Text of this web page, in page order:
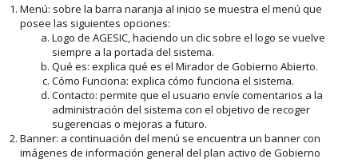
Menú: sobre la barra naranja al inicio se muestra el menú que
posee las siguientes opciones:
Logo de AGESIC, haciendo un clic sobre el logo se vuelve
siempre a la portada del sistema.
Qué es: explica qué es el Mirador de Gobierno Abierto.
Cómo Funciona: explica cómo funciona el sistema.
Contacto: permite que el usuario envíe comentarios a la
administración del sistema con el objetivo de recoger
sugerencias o mejoras a futuro.
Banner: a continuación del menú se encuentra un banner con
imágenes de información general del plan activo de Gobierno